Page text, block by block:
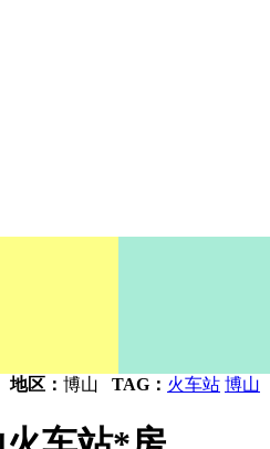
地区： 博山 TAG： 火车站 博山